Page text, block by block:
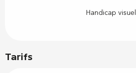
Handicap visuel
Tarifs